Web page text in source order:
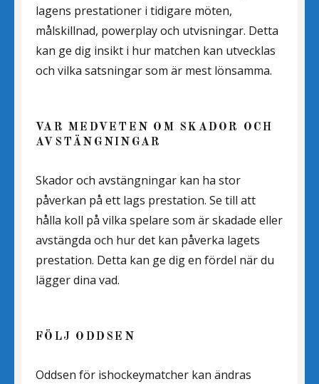
lagens prestationer i tidigare möten,
målskillnad, powerplay och utvisningar. Detta
kan ge dig insikt i hur matchen kan utvecklas
och vilka satsningar som är mest lönsamma.
VAR MEDVETEN OM SKADOR OCH
AVSTÄNGNINGAR
Skador och avstängningar kan ha stor
påverkan på ett lags prestation. Se till att
hålla koll på vilka spelare som är skadade eller
avstängda och hur det kan påverka lagets
prestation. Detta kan ge dig en fördel när du
lägger dina vad.
FÖLJ ODDSEN
Oddsen för ishockeymatcher kan ändras